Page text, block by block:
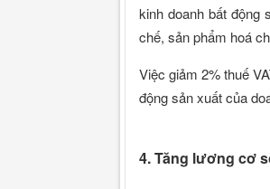
kinh doanh bất động
chế, sản phẩm hoá
Việc giảm 2% thuế
động sản xuất của
4. Tăng lương cơ